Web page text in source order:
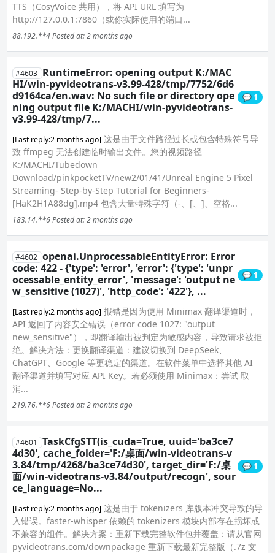
TTS（CosyVoice 共用），将 API URL 填写为
http://127.0.0.1:7860（或你实际使用的端口...
88.192.**4Posted at: 2 months ago
#4603 RuntimeError: opening output K:/MAC
HI/win-pyvideotrans-v3.99-428/tmp/7752/6d6
d9164ca/en.wav: No such file or directory ope
ning output file K:/MACHI/win-pyvideotrans-
v3.99-428/tmp/7...
💬 1
[Last reply:2 months ago] 这是由于文件路径过长或包含特殊符号导
致 ffmpeg 无法创建临时输出文件。您的视频路径
K:/MACHI/Tubedown
Download/pinkpocketTV/new2/01/41/Unreal Engine 5 Pixel
Streaming- Step-by-Step Tutorial for Beginners-
[HaK2H1A88dg].mp4 包含大量特殊字符（-、[、]、空格...
183.14.**6Posted at: 2 months ago
#4602 openai.UnprocessableEntityError: Error
code: 422 - {'type': 'error', 'error': {'type': 'unpr
ocessable_entity_error', 'message': 'output ne
w_sensitive (1027)', 'http_code': '422'}, ...
💬 1
[Last reply:2 months ago] 报错是因为使用 Minimax 翻译渠道时，
API 返回了内容安全错误（error code 1027: "output
new_sensitive"），即翻译输出被判定为敏感内容，导致请求被拒
绝。解决方法：更换翻译渠道：建议切换到 DeepSeek、
ChatGPT、Google 等更稳定的渠道。在软件菜单中选择其他 AI
翻译渠道并填写对应 API Key。若必须使用 Minimax：尝试 取
消...
219.76.**6Posted at: 2 months ago
#4601 TaskCfgSTT(is_cuda=True, uuid='ba3ce7
4d30', cache_folder='F:/桌面/win-videotrans-v
3.84/tmp/4268/ba3ce74d30', target_dir='F:/桌
面/win-videotrans-v3.84/output/recogn', sour
ce_language=No...
💬 1
[Last reply:2 months ago] 这是由于 tokenizers 库版本冲突导致的导
入错误。faster-whisper 依赖的 tokenizers 模块内部存在损坏或
不兼容的组件。解决方案：重新下载完整软件包并覆盖：请从官网
pyvideotrans.com/downpackage 重新下载最新完整版（.7z 文